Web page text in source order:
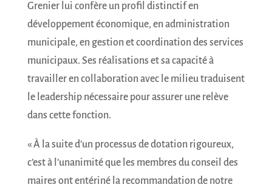
Grenier lui confère un profil distinctif en
développement économique, en administration
municipale, en gestion et coordination des services
municipaux. Ses réalisations et sa capacité à
travailler en collaboration avec le milieu traduisent
le leadership nécessaire pour assurer une relève
dans cette fonction.
« À la suite d’un processus de dotation rigoureux,
c’est à l’unanimité que les membres du conseil des
maires ont entériné la recommandation de notre